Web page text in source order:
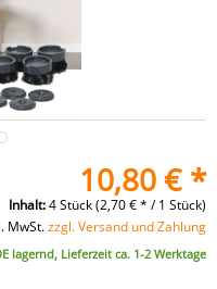
10,80 € *
Inhalt:4 Stück (2,70 € * / 1 Stück)
MwSt.zzgl. Versand und Zahlung
lagernd, Lieferzeit ca. 1-2 Werktage